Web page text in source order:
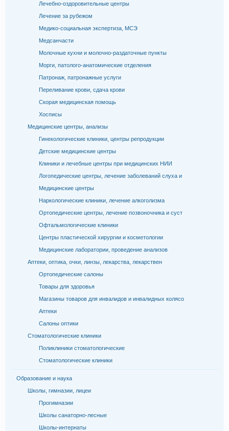
Лечебно-оздоровительные центры
Лечение за рубежом
Медико-социальная экспертиза, МСЭ
Медсанчасти
Молочные кухни и молочно-раздаточные пункты
Морги, патолого-анатомические отделения
Патронаж, патронажные услуги
Переливание крови, сдача крови
Скорая медицинская помощь
Хосписы
Медицинские центры, анализы
Гинекологические клиники, центры репродукции
Детские медицинские центры
Клиники и лечебные центры при медицинских НИИ
Логопедические центры, лечение заболеваний слуха и
Медицинские центры
Наркологические клиники, лечение алкоголизма
Ортопедические центры, лечение позвоночника и суст
Офтальмологические клиники
Центры пластической хирургии и косметологии
Медицинские лаборатории, проведение анализов
Аптеки, оптика, очки, линзы, лекарства, лекарствен
Ортопедические салоны
Товары для здоровья
Магазины товаров для инвалидов и инвалидных колясо
Аптеки
Салоны оптики
Стоматологические клиники
Поликлиники стоматологические
Стоматологические клиники
Образование и наука
Школы, гимназии, лицеи
Прогимназии
Школы санаторно-лесные
Школы-интернаты